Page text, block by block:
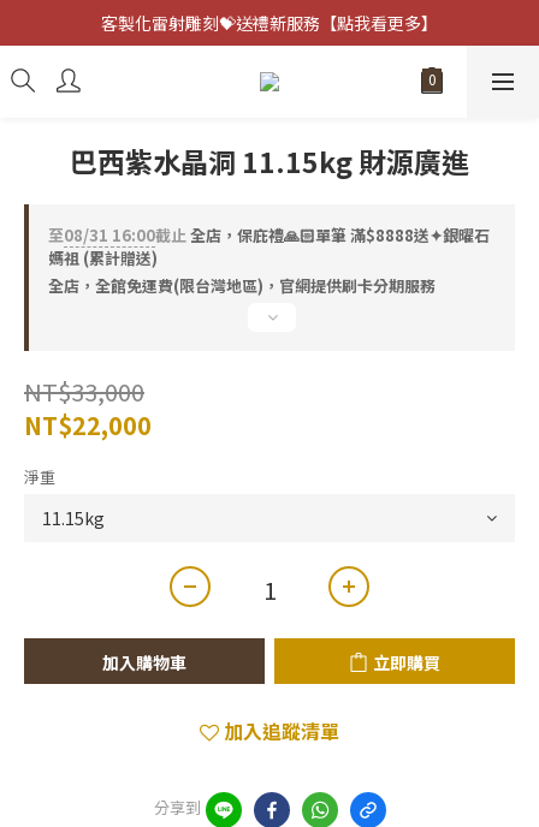
客製化雷射雕刻💝送禮新服務【點我看更多】
客製化雷射雕刻💝送禮新服務【點我看更多】
避邪防小人⚡指定黑曜石 任選兩件75折
巴西紫水晶洞 11.15kg 財源廣進
至08/31 16:00截止全店，保庇禮🙏🏻單筆 滿$8888送✦銀曜石
媽祖 (累計贈送)
全店，全館免運費(限台灣地區)，官網提供刷卡分期服務
NT$33,000
NT$22,000
淨重
加入購物車 立即購買
加入追蹤清單
分享到